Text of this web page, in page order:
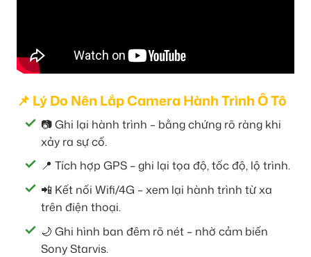
📌 Lý Do Nên Lắp Camera Hành Trình Ô Tô
📷 Ghi lại hành trình – bằng chứng rõ ràng khi
xảy ra sự cố.
📍 Tích hợp GPS – ghi lại tọa độ, tốc độ, lộ trình.
📲 Kết nối Wifi/4G – xem lại hành trình từ xa
trên điện thoại.
🌙 Ghi hình ban đêm rõ nét – nhờ cảm biến
Sony Starvis.